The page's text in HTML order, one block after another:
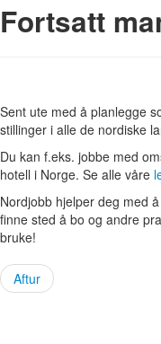
Fortsatt
Sent ute med å planlegge
stillinger i alle de nordiske
Du kan f.eks. jobbe med
hotell i Norge. Se alle våre
Nordjobb hjelper deg med
finne sted å bo og andre
bruke!
Aftur